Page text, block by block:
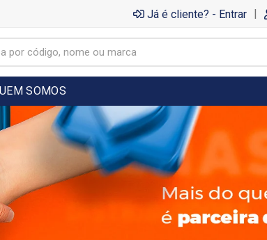
Já é cliente? - Entrar |
SOMOS